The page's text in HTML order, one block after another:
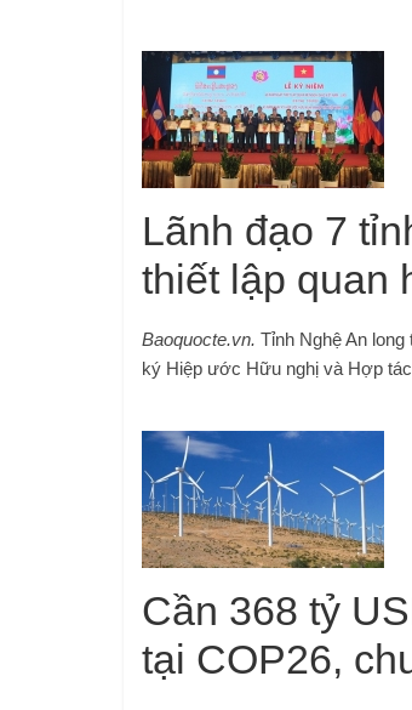
Lãnh đạo 7
thiết lập quan
Baoquocte.vn. Tỉnh Nghệ An
ký Hiệp ước Hữu nghị và Hợp
Cần 368 tỷ
tại COP26,